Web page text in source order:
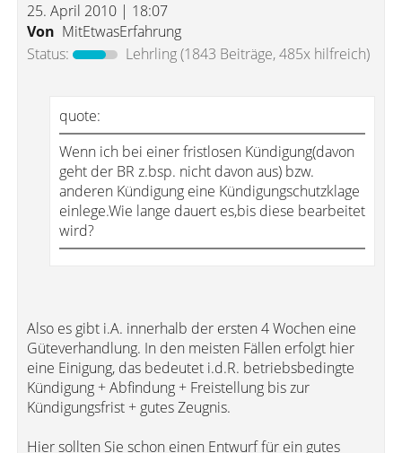
25. April 2010 | 18:07
Von MitEtwasErfahrung
Status:
Lehrling(1843 Beiträge, 485x hilfreich)
quote:
Wenn ich bei einer fristlosen Kündigung(davon
geht der BR z.bsp. nicht davon aus) bzw.
anderen Kündigung eine Kündigungschutzklage
einlege.Wie lange dauert es,bis diese bearbeitet
wird?
Also es gibt i.A. innerhalb der ersten 4 Wochen eine
Güteverhandlung. In den meisten Fällen erfolgt hier
eine Einigung, das bedeutet i.d.R. betriebsbedingte
Kündigung + Abfindung + Freistellung bis zur
Kündigungsfrist + gutes Zeugnis.
Hier sollten Sie schon einen Entwurf für ein gutes